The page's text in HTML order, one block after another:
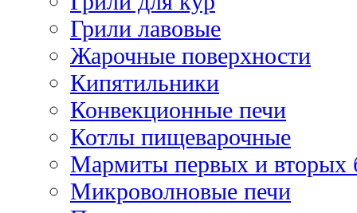
Грили лавовые
Жарочные поверхности
Кипятильники
Конвекционные печи
Котлы пищеварочные
Мармиты первых и вторых
Микроволновые печи